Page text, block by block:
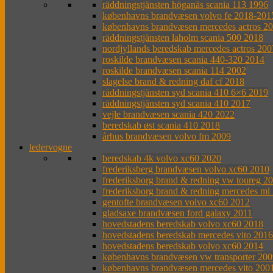
räddningstjänsten höganäs scania 113 1996
københavns brandvæsen volvo fe 2018-
københavns brandvæsen mercedes actros
räddningstjänsten laholm scania 500 2018
nordjyllands beredskab mercedes actros
roskilde brandvæsen scania 440-320 2014
roskilde brandvæsen scania 114 2002
slagelse brand & redning daf cf 2018
räddningstjänsten syd scania 410 6×6 2019
räddningstjänsten syd scania 410 2017
vejle brandvæsen scania 420 2022
beredskab øst scania 410 2018
århus brandvæsen volvo fm 2009
ledervogne
beredskab 4k volvo xc60 2020
frederiksberg brandvæsen volvo xc60 2010
frederiksborg brand & redning vw toureg
frederiksborg brand & redning mercedes ml
gentofte brandvæsen volvo xc60 2012
gladsaxe brandvæsen ford galaxy 2011
hovedstadens beredskab volvo xc60 2018
hovedstadens beredskab mercedes vito 2016
hovedstadens beredskab volvo xc60 2014
københavns brandvæsen vw transporter
københavns brandvæsen mercedes vito 2001